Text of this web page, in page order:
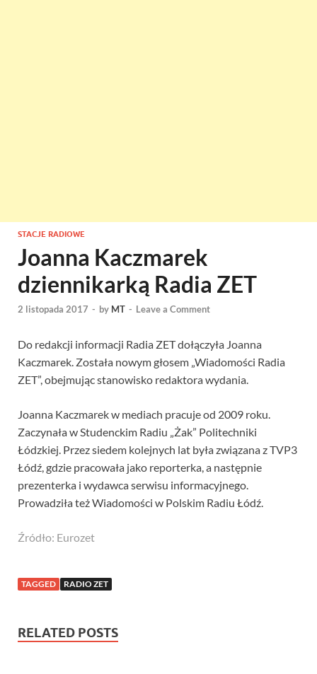
STACJE RADIOWE
Joanna Kaczmarek
dziennikarką Radia ZET
2 listopada 2017 - by MT - Leave a Comment
Do redakcji informacji Radia ZET dołączyła Joanna
Kaczmarek. Została nowym głosem „Wiadomości Radia
ZET”, obejmując stanowisko redaktora wydania.
Joanna Kaczmarek w mediach pracuje od 2009 roku.
Zaczynała w Studenckim Radiu „Żak” Politechniki
Łódzkiej. Przez siedem kolejnych lat była związana z TVP3
Łódź, gdzie pracowała jako reporterka, a następnie
prezenterka i wydawca serwisu informacyjnego.
Prowadziła też Wiadomości w Polskim Radiu Łódź.
Źródło: Eurozet
TAGGED RADIO ZET
RELATED POSTS